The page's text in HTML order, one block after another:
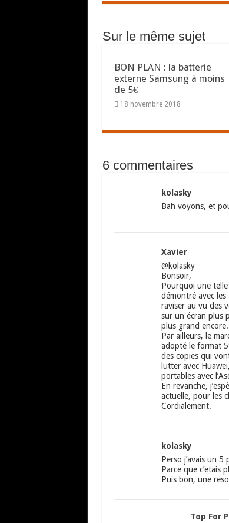
Sur le même sujet
BON PLAN : la batterie
externe Samsung à moins
de 5€
18 novembre 2018
6 commentaires
kolasky
Bah voyons, et
Xavier
@kolasky
Bonsoir,
Pourquoi une
démontré avec
raviser au vu des
sur un écran plus
plus grand encore.
Par ailleurs, le
adopté le format
des copies qui
lutter avec
portables avec
En revanche,
actuelle, pour les
Cordialement.
kolasky
Perso j’avais un
Parce que c’etais
Puis bon, une
Top For